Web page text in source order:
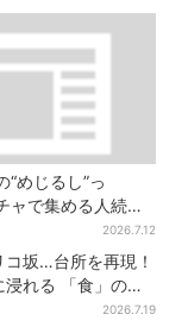
“めじるし”っ
で集める人続
とメーカーに聞い
背景
2026.7.12
コ坂…台所を再現！
れる 「食」の展
2026.7.19